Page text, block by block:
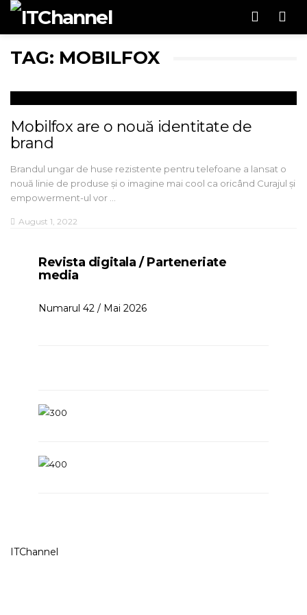
TAG: MOBILFOX
Mobilfox are o nouă identitate de
brand
Brandul ungar de huse rezistente pentru telefoane a lansat o
nouă linie de produse și o imagine mai cool ca oricând Curajul și
empowerment-ul vor …
August 1, 2022
Revista digitala / Parteneriate
media
Numarul 42 / Mai 2026
ITChannel